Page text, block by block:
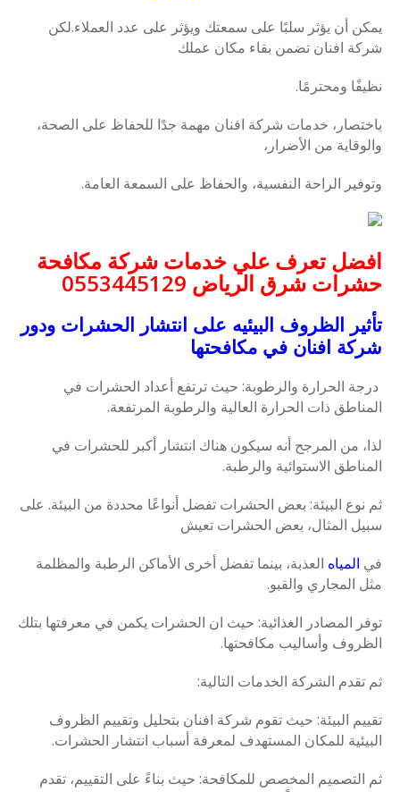
يمكن أن يؤثر سلبًا على سمعتك ويؤثر على عدد العملاء.لكن
شركة افنان تضمن بقاء مكان عملك
نظيفًا ومحترمًا.
باختصار، خدمات شركة افنان مهمة جدًا للحفاظ على الصحة،
والوقاية من الأضرار،
وتوفير الراحة النفسية، والحفاظ على السمعة العامة.
افضل تعرف علي خدمات شركة مكافحة
حشرات شرق الرياض 0553445129
تأثير الظروف البيئيه على انتشار الحشرات ودور
شركة افنان في مكافحتها
درجة الحرارة والرطوبة: حيث ترتفع أعداد الحشرات في
المناطق ذات الحرارة العالية والرطوبة المرتفعة.
لذا، من المرجح أنه سيكون هناك انتشار أكبر للحشرات في
المناطق الاستوائية والرطبة.
ثم نوع البيئة: بعض الحشرات تفضل أنواعًا محددة من البيئة. على
سبيل المثال، بعض الحشرات تعيش
في المياه العذبة، بينما تفضل أخرى الأماكن الرطبة والمظلمة
مثل المجاري والقبو.
توفر المصادر الغذائية: حيث ان الحشرات يكمن في معرفتها بتلك
الظروف وأساليب مكافحتها.
ثم تقدم الشركة الخدمات التالية:
تقييم البيئة: حيث تقوم شركة افنان بتحليل وتقييم الظروف
البيئية للمكان المستهدف لمعرفة أسباب انتشار الحشرات.
ثم التصميم المخصص للمكافحة: حيث بناءً على التقييم، تقدم